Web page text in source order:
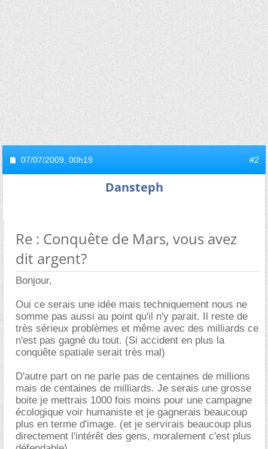
07/07/2009, 00h19 #2
Dansteph
Re : Conquête de Mars, vous avez
dit argent?
Bonjour,
Oui ce serais une idée mais techniquement nous ne
somme pas aussi au point qu'il n'y parait. Il reste de
très sérieux problèmes et même avec des milliards ce
n'est pas gagné du tout. (Si accident en plus la
conquête spatiale serait très mal)
D'autre part on ne parle pas de centaines de millions
mais de centaines de milliards. Je serais une grosse
boite je mettrais 1000 fois moins pour une campagne
écologique voir humaniste et je gagnerais beaucoup
plus en terme d'image. (et je servirais beaucoup plus
directement l'intérêt des gens, moralement c'est plus